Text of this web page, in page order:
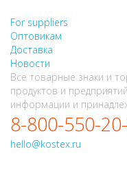
For suppliers
Оптовикам
Доставка
Новости
Все товарные знаки и
продуктов и
информации и
8-800-550-
hello@kostex.ru